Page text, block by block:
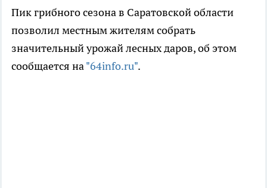
Пик грибного сезона в Саратовской области
позволил местным жителям собрать
значительный урожай лесных даров, об этом
сообщается на"64info.ru".